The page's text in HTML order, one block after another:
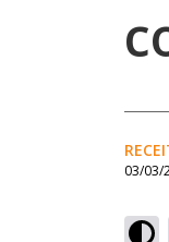
03/03/